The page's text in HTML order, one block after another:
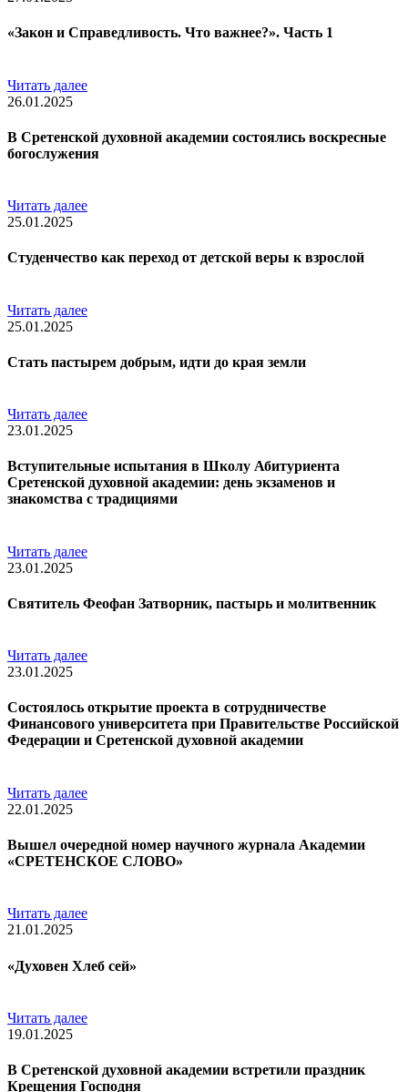
«Закон и Справедливость. Что важнее?». Часть 1
Читать далее
26.01.2025
В Сретенской духовной академии состоялись воскресные
богослужения
Читать далее
25.01.2025
Студенчество как переход от детской веры к взрослой
Читать далее
25.01.2025
Стать пастырем добрым, идти до края земли
Читать далее
23.01.2025
Вступительные испытания в Школу Абитуриента
Сретенской духовной академии: день экзаменов и
знакомства с традициями
Читать далее
23.01.2025
Святитель Феофан Затворник, пастырь и молитвенник
Читать далее
23.01.2025
Состоялось открытие проекта в сотрудничестве
Финансового университета при Правительстве Российской
Федерации и Сретенской духовной академии
Читать далее
22.01.2025
Вышел очередной номер научного журнала Академии
«СРЕТЕНСКОЕ СЛОВО»
Читать далее
21.01.2025
«Духовен Хлеб сей»
Читать далее
19.01.2025
В Сретенской духовной академии встретили праздник
Крещения Господня